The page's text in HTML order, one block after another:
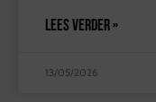
LEES VERDER »
13/05/2026